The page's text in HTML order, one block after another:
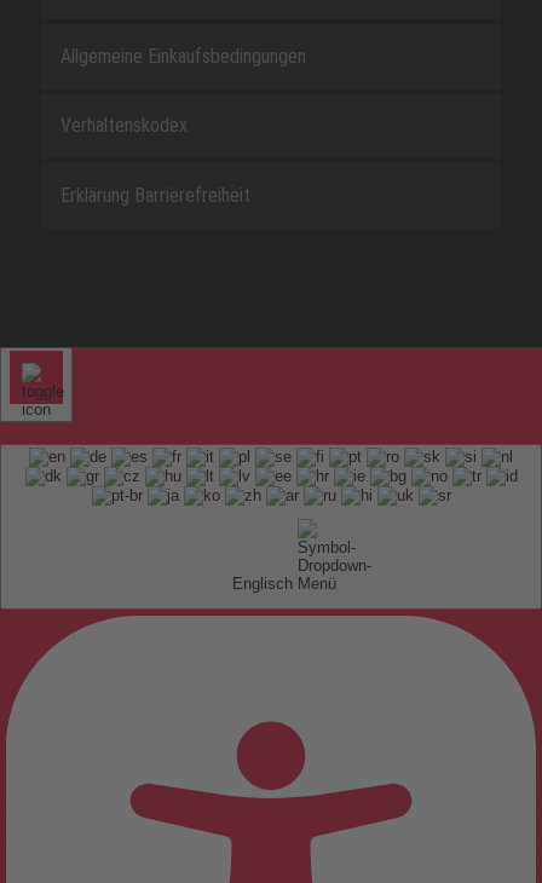
Allgemeine Einkaufsbedingungen
Verhaltenskodex
Erklärung Barrierefreiheit
Englisch